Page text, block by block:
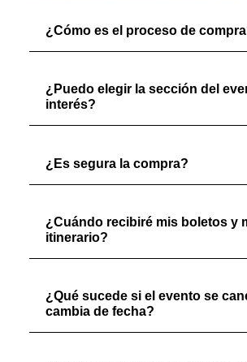
¿Cómo es el proceso de
¿Puedo elegir la sección del
interés?
¿Es segura la compra?
¿Cuándo recibiré mis boletos y
itinerario?
¿Qué sucede si el evento se
cambia de fecha?